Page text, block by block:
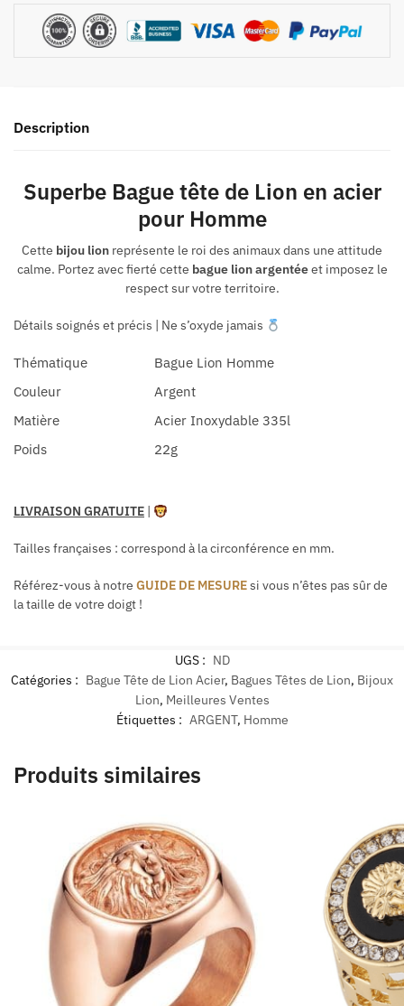
Description
Superbe Bague tête de Lion en acier
pour Homme
Cette bijou lion représente le roi des animaux dans une attitude
calme. Portez avec fierté cette bague lion argentéeet imposez le
respect sur votre territoire.
Détails soignés et précis | Ne s’oxyde jamais
Thématique
Bague Lion Homme
Couleur
Argent
Matière
Acier Inoxydable 335l
Poids
22g
LIVRAISON GRATUITE
Tailles françaises : correspond à la circonférence en mm.
Référez-vous à notre GUIDE DE MESUREsi vous n’êtes pas sûr de
la taille de votre doigt !
UGS : ND
Catégories : Bague Tête de Lion Acier, Bagues Têtes de Lion, Bijoux
Lion, Meilleures Ventes
Étiquettes : ARGENT, Homme
Produits similaires